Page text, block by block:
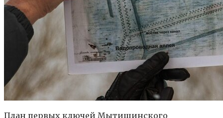
План первых ключей Мытищинского